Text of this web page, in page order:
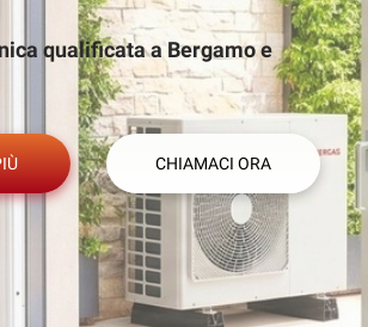
qualificata a Bergamo e
CHIAMACI ORA